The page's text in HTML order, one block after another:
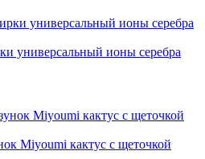
универсальный ионы серебра
Мiyoumi кактус с щеточкой